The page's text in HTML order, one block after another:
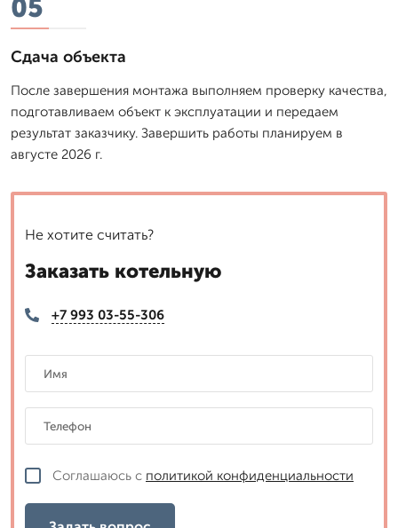
05
Сдача объекта
После завершения монтажа выполняем проверку качества,
подготавливаем объект к эксплуатации и передаем
результат заказчику. Завершить работы планируем в
августе 2026 г.
Не хотите считать?
Заказать котельную
+7 993 03-55-306
Соглашаюсь с политикой конфиденциальности